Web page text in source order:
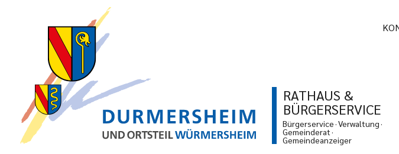
RATHAUS &
BÜRGERSERVICE
Bürgerservice Verwaltung
Gemeinderat
Gemeindeanzeiger